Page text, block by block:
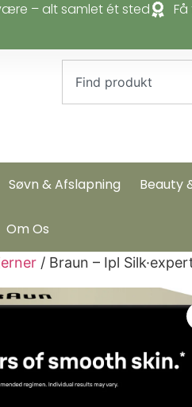
– alt samlet ét sted
Søvn & Afslapning Beauty
Om Os
/ Braun – Ipl